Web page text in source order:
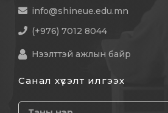
info@shineue.edu.mn
(+976) 7012 8044
Нээлттэй ажлын байр
Санал хүсэлт илгээх